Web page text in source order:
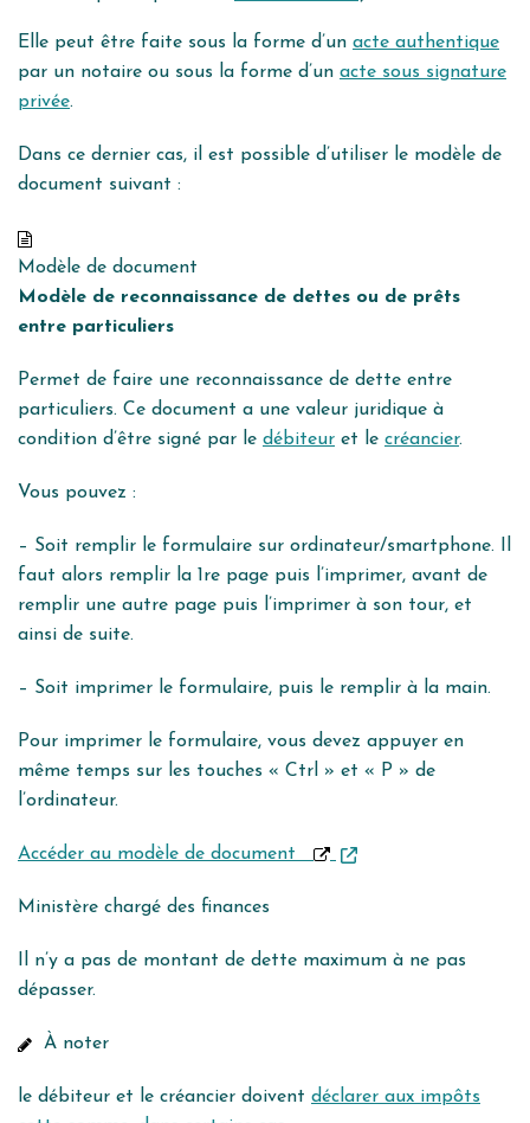
Elle peut être faite sous la forme d’un acte authentique
par un notaire ou sous la forme d’un acte sous signature
privée.
Dans ce dernier cas, il est possible d’utiliser le modèle de
document suivant :
Modèle de document
Modèle de reconnaissance de dettes ou de prêts
entre particuliers
Permet de faire une reconnaissance de dette entre
particuliers. Ce document a une valeur juridique à
condition d’être signé par le débiteur et le créancier.
Vous pouvez :
– Soit remplir le formulaire sur ordinateur/smartphone. Il
faut alors remplir la 1re page puis l’imprimer, avant de
remplir une autre page puis l’imprimer à son tour, et
ainsi de suite.
– Soit imprimer le formulaire, puis le remplir à la main.
Pour imprimer le formulaire, vous devez appuyer en
même temps sur les touches « Ctrl » et « P » de
l’ordinateur.
Accéder au modèle de document
Ministère chargé des finances
Il n’y a pas de montant de dette maximum à ne pas
dépasser.
À noter
le débiteur et le créancier doivent déclarer aux impôts